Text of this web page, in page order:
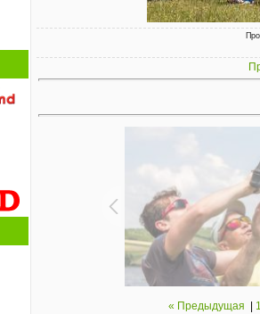
« Предыдущая